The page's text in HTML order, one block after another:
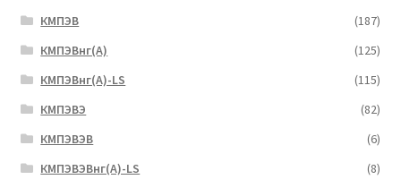
КМПЭВ
(187)
КМПЭВнг(А)
(125)
КМПЭВнг(А)-LS
(115)
КМПЭВЭ
(82)
КМПЭВЭВ
(6)
КМПЭВЭВнг(А)-LS
(8)